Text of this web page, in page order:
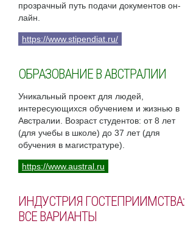
прозрачный путь подачи документов он-
лайн.
https://www.stipendiat.ru/
ОБРАЗОВАНИЕ В АВСТРАЛИИ
Уникальный проект для людей,
интересующихся обучением и жизнью в
Австралии. Возраст студентов: от 8 лет
(для учебы в школе) до 37 лет (для
обучения в магистратуре).
https://www.austral.ru
ИНДУСТРИЯ ГОСТЕПРИИМСТВА:
ВСЕ ВАРИАНТЫ